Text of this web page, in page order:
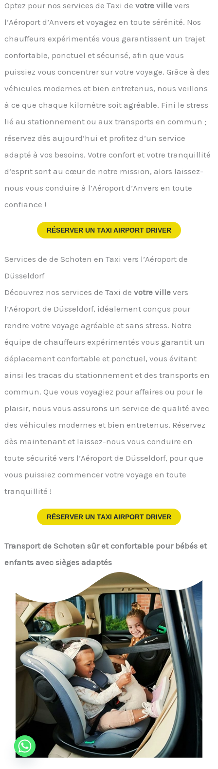
Optez pour nos services de Taxi devotre ville vers
l’Aéroport d’Anvers et voyagez en toute sérénité. Nos
chauffeurs expérimentés vous garantissent un trajet
confortable, ponctuel et sécurisé, afin que vous
puissiez vous concentrer sur votre voyage. Grâce à des
véhicules modernes et bien entretenus, nous veillons
à ce que chaque kilomètre soit agréable. Fini le stress
lié au stationnement ou aux transports en commun ;
réservez dès aujourd’hui et profitez d’un service
adapté à vos besoins. Votre confort et votre tranquillité
d’esprit sont au cœur de notre mission, alors laissez-
nous vous conduire à l’Aéroport d’Anvers en toute
confiance !
RÉSERVER UN TAXI AIRPORT DRIVER
Services de de Schoten en Taxi vers l’Aéroport de
Düsseldorf
Découvrez nos services de Taxi de votre ville vers
l’Aéroport de Düsseldorf, idéalement conçus pour
rendre votre voyage agréable et sans stress. Notre
équipe de chauffeurs expérimentés vous garantit un
déplacement confortable et ponctuel, vous évitant
ainsi les tracas du stationnement et des transports en
commun. Que vous voyagiez pour affaires ou pour le
plaisir, nous vous assurons un service de qualité avec
des véhicules modernes et bien entretenus. Réservez
dès maintenant et laissez-nous vous conduire en
toute sécurité vers l’Aéroport de Düsseldorf, pour que
vous puissiez commencer votre voyage en toute
tranquillité !
RÉSERVER UN TAXI AIRPORT DRIVER
Transport de Schoten sûr et confortable pour bébés et
enfants avec sièges adaptés